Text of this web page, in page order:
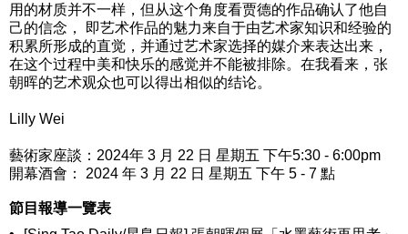
用的材质并不一样，但从这个角度看贾德的作品确认了他自
己的信念， 即艺术作品的魅力来自于由艺术家知识和经验的
积累所形成的直觉，并通过艺术家选择的媒介来表达出来，
在这个过程中美和快乐的感觉并不能被排除。在我看来，张
朝晖的艺术观众也可以得出相似的结论。
Lilly Wei
藝術家座談：2024年 3 月 22 日 星期五 下午5:30 - 6:00pm
開幕酒會： 2024 年 3 月 22 日 星期五 下午 5 - 7 點
節目報導一覽表